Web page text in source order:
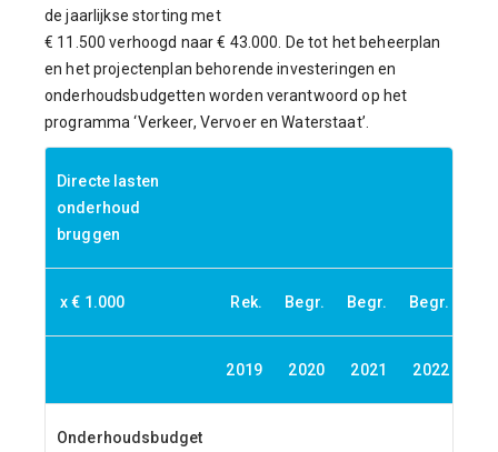
de jaarlijkse storting met
€ 11.500 verhoogd naar € 43.000. De tot het beheerplan
en het projectenplan behorende investeringen en
onderhoudsbudgetten worden verantwoord op het
programma ‘Verkeer, Vervoer en Waterstaat’.
Directe lasten
onderhoud
bruggen
x € 1.000 Rek. Begr. Begr. Begr.
2019 2020 2021 2022
Onderhoudsbudget